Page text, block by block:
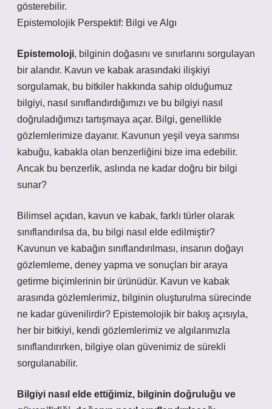
gösterebilir.
Epistemolojik Perspektif: Bilgi ve Algı
Epistemoloji, bilginin doğasını ve sınırlarını sorgulayan
bir alandır. Kavun ve kabak arasındaki ilişkiyi
sorgulamak, bu bitkiler hakkında sahip olduğumuz
bilgiyi, nasıl sınıflandırdığımızı ve bu bilgiyi nasıl
doğruladığımızı tartışmaya açar. Bilgi, genellikle
gözlemlerimize dayanır. Kavunun yeşil veya sarımsı
kabuğu, kabakla olan benzerliğini bize ima edebilir.
Ancak bu benzerlik, aslında ne kadar doğru bir bilgi
sunar?
Bilimsel açıdan, kavun ve kabak, farklı türler olarak
sınıflandırılsa da, bu bilgi nasıl elde edilmiştir?
Kavunun ve kabağın sınıflandırılması, insanın doğayı
gözlemleme, deney yapma ve sonuçları bir araya
getirme biçimlerinin bir ürünüdür. Kavun ve kabak
arasında gözlemlerimiz, bilginin oluşturulma sürecinde
ne kadar güvenilirdir? Epistemolojik bir bakış açısıyla,
her bir bitkiyi, kendi gözlemlerimiz ve algılarımızla
sınıflandırırken, bilgiye olan güvenimiz de sürekli
sorgulanabilir.
Bilgiyi nasıl elde ettiğimiz, bilginin doğruluğu ve